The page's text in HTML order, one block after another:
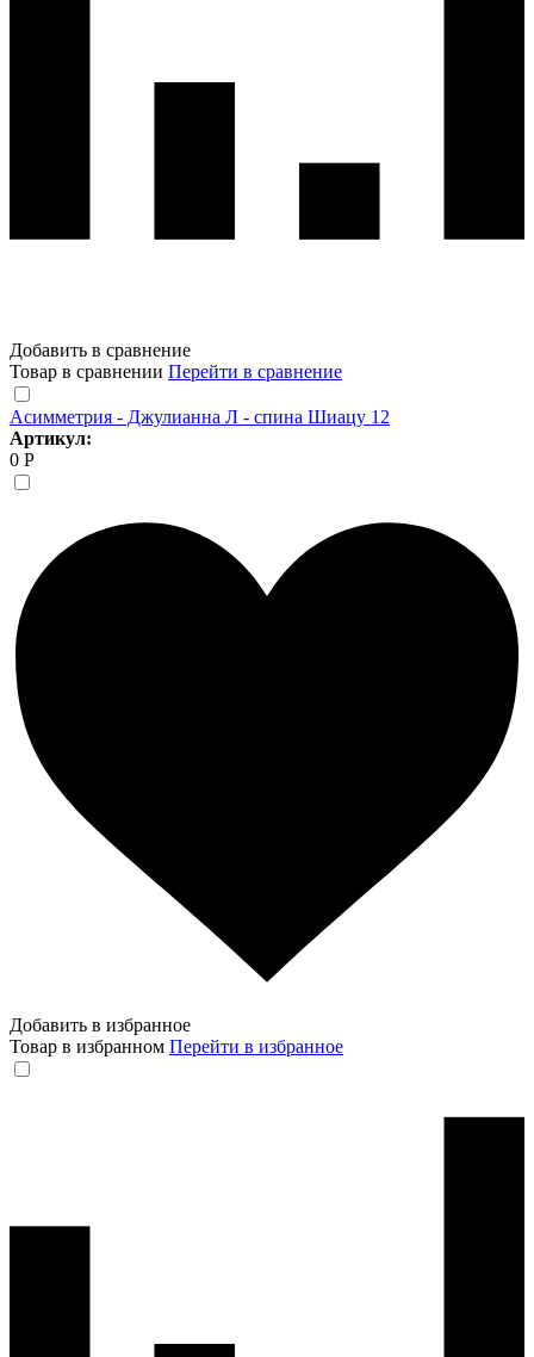
Добавить в сравнение
Товар в сравнении Перейти в сравнение
Асимметрия - Джулианна Л - спина Шиацу 12
Артикул:
0 Р
Добавить в избранное
Товар в избранном Перейти в избранное